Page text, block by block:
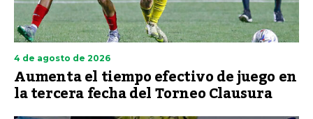
4 de agosto de 2026
Aumenta el tiempo efectivo de juego en
la tercera fecha del Torneo Clausura